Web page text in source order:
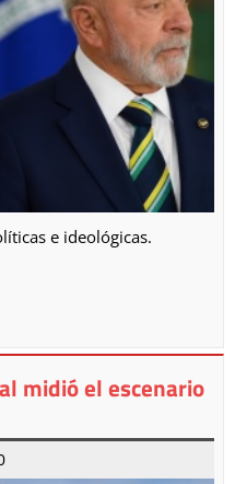
e ideológicas.
midió el escenario